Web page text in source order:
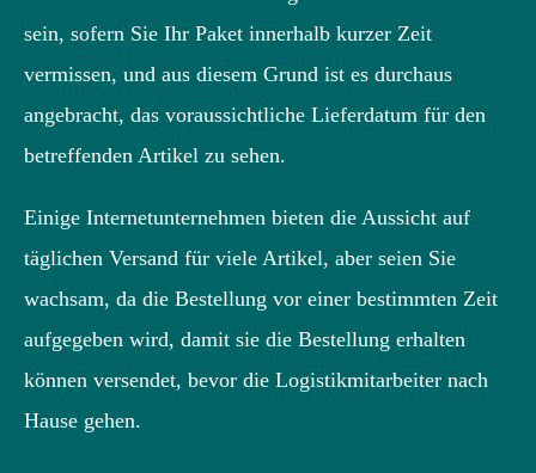
sein, sofern Sie Ihr Paket innerhalb kurzer Zeit
vermissen, und aus diesem Grund ist es durchaus
angebracht, das voraussichtliche Lieferdatum für den
betreffenden Artikel zu sehen.
Einige Internetunternehmen bieten die Aussicht auf
täglichen Versand für viele Artikel, aber seien Sie
wachsam, da die Bestellung vor einer bestimmten Zeit
aufgegeben wird, damit sie die Bestellung erhalten
können versendet, bevor die Logistikmitarbeiter nach
Hause gehen.